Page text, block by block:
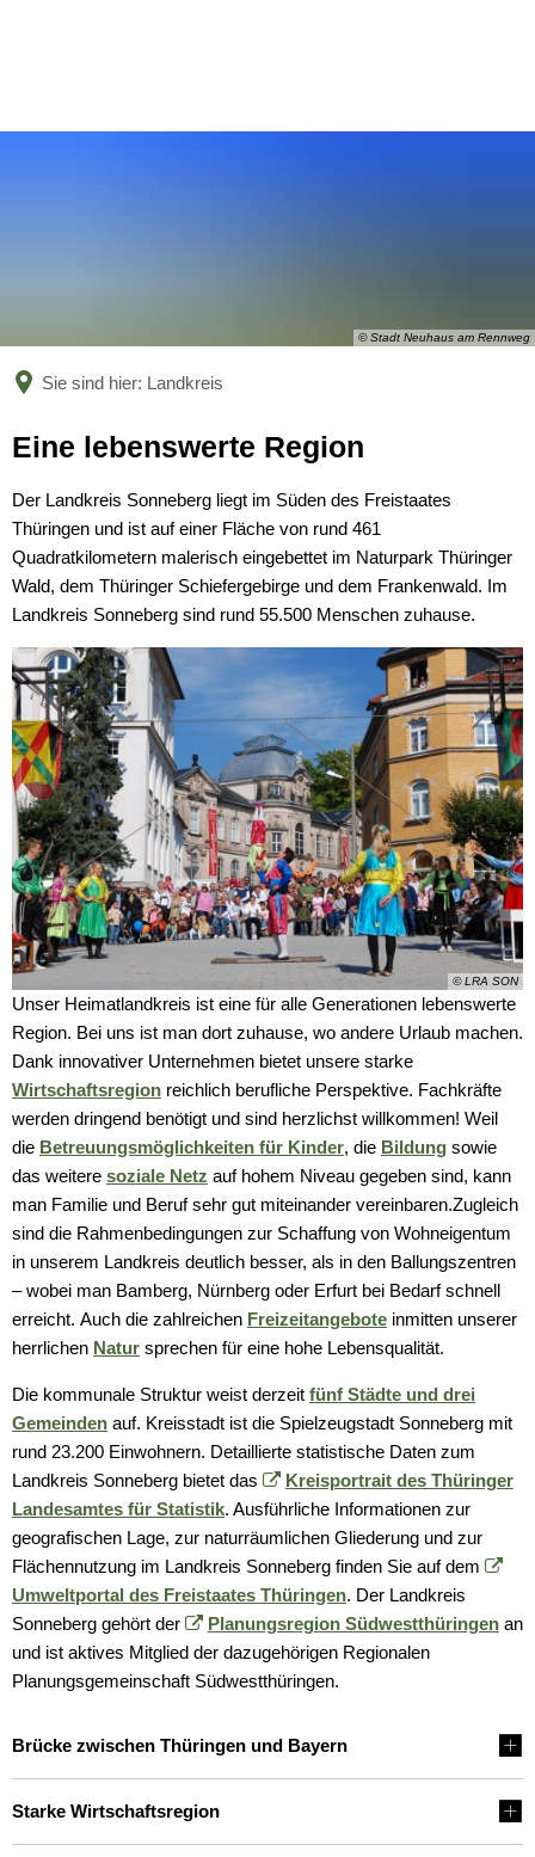
Verwaltungsgliederungsplan
Kreishaushalt
Mängelmelder
Ratsinformationssystem
Jobcenter
Bürgerservice Thüringen
Wirtschaft
Freizeit und Tourismus
Infrastruktur und Verkehr
Natur und Umwelt
Förderung von Projekten im
Historisches
Bekanntmachungen
Nachwuchskräfte begrüßt
Stipendium für
Schulnetzplanung bis 2031
Landkreis Sonneberg spricht
Weitere ehrenamtliche
Kreishaushalt für dieses und
AGATHE-Seniorenberatung
Ausblick auf
Liegenschaft Ernststraße zu
Aktuelle Stellenangebote
© Stadt Neuhaus am Rennweg
Sie sind hier: Landkreis
Landkreis
Eine lebenswerte Region
Der Landkreis Sonneberg liegt im Süden des Freistaates
Thüringen und ist auf einer Fläche von rund 461
Quadratkilometern malerisch eingebettet im Naturpark Thüringer
Wald, dem Thüringer Schiefergebirge und dem Frankenwald. Im
Landkreis Sonneberg sind rund 55.500 Menschen zuhause.
© LRA SON
Unser Heimatlandkreis ist eine für alle Generationen lebenswerte
Region. Bei uns ist man dort zuhause, wo andere Urlaub machen.
Dank innovativer Unternehmen bietet unsere starke
Wirtschaftsregion reichlich berufliche Perspektive. Fachkräfte
werden dringend benötigt und sind herzlichst willkommen! Weil
die Betreuungsmöglichkeiten für Kinder, die Bildung sowie
das weitere soziale Netz auf hohem Niveau gegeben sind, kann
man Familie und Beruf sehr gut miteinander vereinbaren.Zugleich
sind die Rahmenbedingungen zur Schaffung von Wohneigentum
in unserem Landkreis deutlich besser, als in den Ballungszentren
– wobei man Bamberg, Nürnberg oder Erfurt bei Bedarf schnell
erreicht. Auch die zahlreichen Freizeitangebote inmitten unserer
herrlichen Natur sprechen für eine hohe Lebensqualität.
Die kommunale Struktur weist derzeit fünf Städte und drei
Gemeinden auf. Kreisstadt ist die Spielzeugstadt Sonneberg mit
rund 23.200 Einwohnern. Detaillierte statistische Daten zum
Landkreis Sonneberg bietet das
Kreisportrait des Thüringer
Landesamtes für Statistik. Ausführliche Informationen zur
geografischen Lage, zur naturräumlichen Gliederung und zur
Flächennutzung im Landkreis Sonneberg finden Sie auf dem
Umweltportal des Freistaates Thüringen. Der Landkreis
Sonneberg gehört der
Planungsregion Südwestthüringenan
und ist aktives Mitglied der dazugehörigen Regionalen
Planungsgemeinschaft Südwestthüringen.
Brücke zwischen Thüringen und Bayern
Starke Wirtschaftsregion